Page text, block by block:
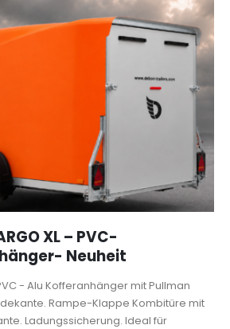
XL – PVC-
Neuheit
- Alu Kofferanhänger mit Pullman
Rampe-Klappe Kombitüre mit
Ladungssicherung. Ideal für